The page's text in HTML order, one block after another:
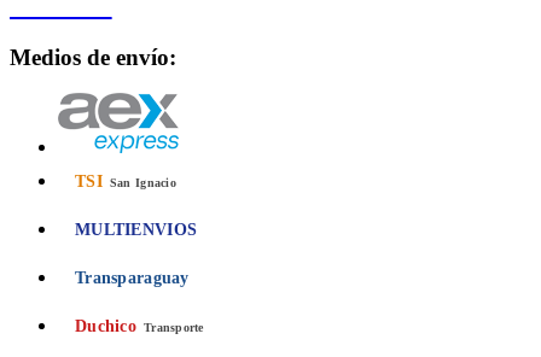
Medios de envío:
TSI San Ignacio
MULTIENVIOS
Transparaguay
Duchico Transporte